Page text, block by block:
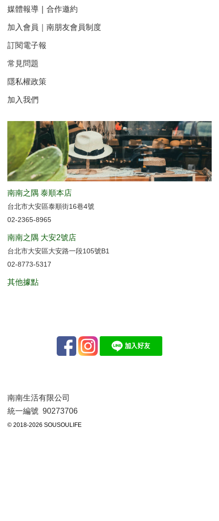
媒體報導 合作邀約
加入會員｜南朋友會員制度
訂閱電子報
常見問題
隱私權政策
加入我們
南南之隅 泰順本店
台北市大安區泰順街16巷4號
02-2365-8965
南南之隅 大安2號店
台北市大安區大安路一段105號B1
02-8773-5317
其他據點
南南生活有限公司
統一編號 90273706
© 2018-2026 SOUSOULIFE